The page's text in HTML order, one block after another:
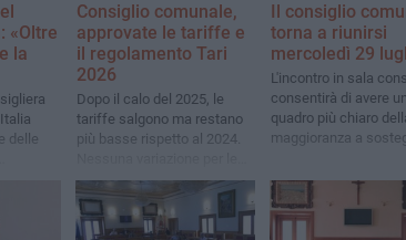
«Oltre
la
delle
Consiglio comunale,
approvate le tariffe e
il regolamento Tari
2026
Dopo il calo del 2025, le
tariffe salgono ma restano
più basse rispetto al 2024.
attività economiche
Il consiglio
torna a riunirsi
mercoledì 29
L'incontro in sala
consentirà di avere un
quadro più chiaro
maggioranza a
l'eventuale seconda
convocazione